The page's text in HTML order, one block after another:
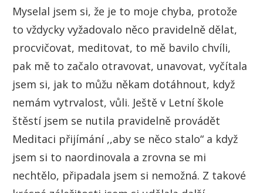
Myselal jsem si, že je to moje chyba, protože
to vždycky vyžadovalo něco pravidelně dělat,
procvičovat, meditovat, to mě bavilo chvíli,
pak mě to začalo otravovat, unavovat, vyčítala
jsem si, jak to můžu někam dotáhnout, když
nemám vytrvalost, vůli. Ještě v Letní škole
štěstí jsem se nutila pravidelně provádět
Meditaci přijímání ,,aby se něco stalo“ a když
jsem si to naordinovala a zrovna se mi
nechtělo, připadala jsem si nemožná. Z takové